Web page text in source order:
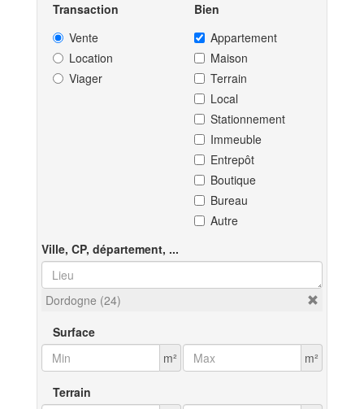
Transaction
Vente
Location
Viager
Bien
Appartement
Maison
Terrain
Local
Stationnement
Immeuble
Entrepôt
Boutique
Bureau
Autre
Ville, CP, département, ...
Dordogne (24)
Surface
m²
m²
Terrain